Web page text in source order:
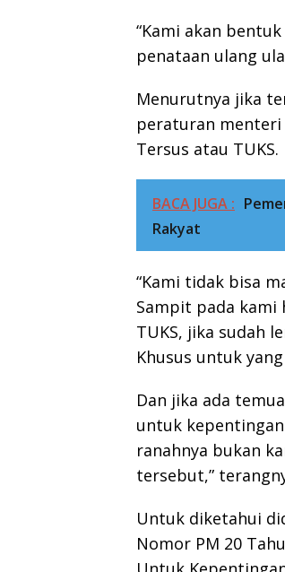
“Kami akan
penataan ulang
Menurutnya jika
peraturan menteri
Tersus atau TUKS.
BACA JUGA :
Rakyat
“Kami tidak bisa
Sampit pada kami
TUKS, jika sudah
Khusus untuk
Dan jika ada
untuk
ranahnya bukan
tersebut,”
Untuk diketahui
Nomor PM 20